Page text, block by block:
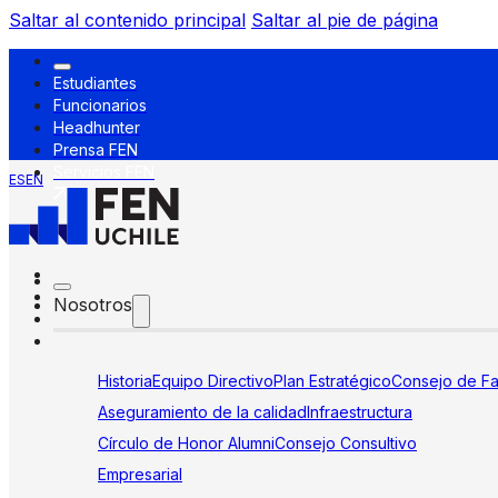
Saltar al contenido principal Saltar al pie de página
Estudiantes
Funcionarios
Headhunter
Prensa FEN
ESEN
Nosotros
HistoriaEquipo DirectivoPlan EstratégicoConsejo de
Aseguramiento de la calidadInfraestructura
Círculo de Honor AlumniConsejo Consultivo
Empresarial